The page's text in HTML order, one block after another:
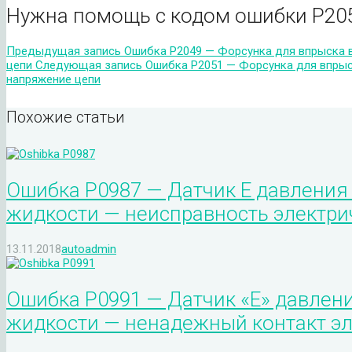
Нужна помощь с кодом ошибки
Предыдущая запись Ошибка P2049 — Форсунка для впрыска
цепи Следующая запись Ошибка P2051 — Форсунка для
напряжение цепи
Похожие статьи
Ошибка P0987 — Датчик E
жидкости — неисправность
13.11.2018autoadmin
Ошибка P0991 — Датчик «E»
жидкости — ненадежный контакт